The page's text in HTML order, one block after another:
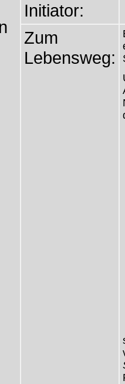
Initiator:
Zum
Lebensweg: